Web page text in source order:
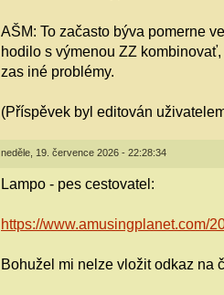
AŠM: To začasto býva pomerne
hodilo s výmenou ZZ
zas iné problémy.
(Příspěvek byl editován
neděle, 19. července 2026 - 22:28:34
Lampo - pes cestovatel:
https://www.amusingplanet.com/
Bohužel mi nelze vložit odkaz na